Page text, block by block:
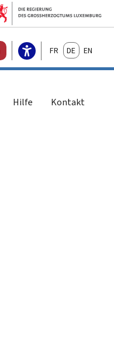
FrançaisDeutschEnglish
Hilfe Kontakt